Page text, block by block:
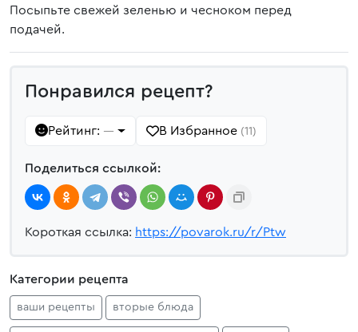
Посыпьте свежей зеленью и чесноком перед
подачей.
Понравился рецепт?
Рейтинг: — В Избранное (11)
Поделиться ссылкой:
Короткая ссылка: https://povarok.ru/r/Ptw
Категории рецепта
ваши рецепты вторые блюда